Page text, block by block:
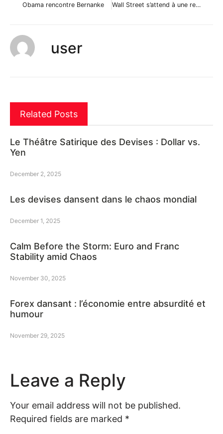
Obama rencontre Bernanke Wall Street s’attend à une reprise aux Etats-Unis
user
Related Posts
Le Théâtre Satirique des Devises : Dollar vs.
Yen
December 2, 2025
Les devises dansent dans le chaos mondial
December 1, 2025
Calm Before the Storm: Euro and Franc
Stability amid Chaos
November 30, 2025
Forex dansant : l’économie entre absurdité et
humour
November 29, 2025
Leave a Reply
Your email address will not be published.
Required fields are marked *